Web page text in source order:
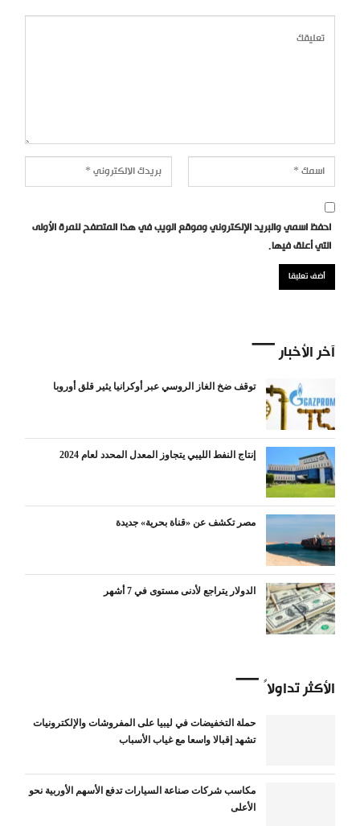
احفظ اسمي والبريد الإلكتروني وموقع الويب في هذا المتصفح للمرة الأولى
التي أعلق فيها.
آخر الأخبار
توقف ضخ الغاز الروسي عبر أوكرانيا يثير قلق أوروبا
إنتاج النفط الليبي يتجاوز المعدل المحدد لعام 2024
مصر تكشف عن «قناة بحرية» جديدة
الدولار يتراجع لأدنى مستوى في 7 أشهر
الأكثر تداولاً
حملة التخفيضات في ليبيا على المفروشات والإلكترونيات
تشهد إقبالا واسعا مع غياب الأسباب
مكاسب شركات صناعة السيارات تدفع الأسهم الأوربية نحو
الأعلى